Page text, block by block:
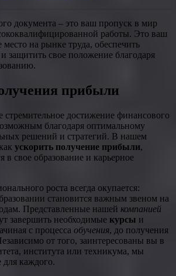
документа – это ваш пропуск в мир
работы. Это ваш
место на рынке труда, обеспечить
защитить свое положение благодаря
прибыли
достижение финансового
благодаря оптимальному
решений и стратегий. В нашем
ускорить получение прибыли,
в свое образование и карьерное
роста всегда окупается:
становится важным звеном на
Представленные нашей компанией
завершить необходимые курсы и
с процесса обучения, до получения
от того, заинтересованы вы в
института или техникума, мы
каждого.